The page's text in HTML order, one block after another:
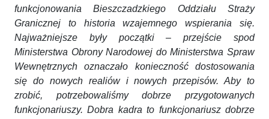
funkcjonowania Bieszczadzkiego Oddziału Straży
Granicznej to historia wzajemnego wspierania się.
Najważniejsze były początki – przejście spod
Ministerstwa Obrony Narodowej do Ministerstwa Spraw
Wewnętrznych oznaczało konieczność dostosowania
się do nowych realiów i nowych przepisów. Aby to
zrobić, potrzebowaliśmy dobrze przygotowanych
funkcjonariuszy. Dobra kadra to funkcjonariusz dobrze